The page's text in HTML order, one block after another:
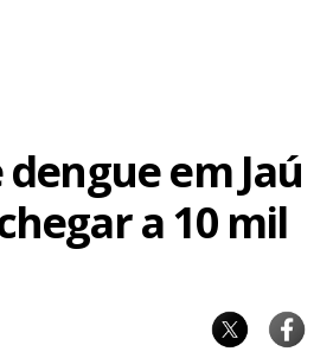
dengue em Jaú
a 10 mil